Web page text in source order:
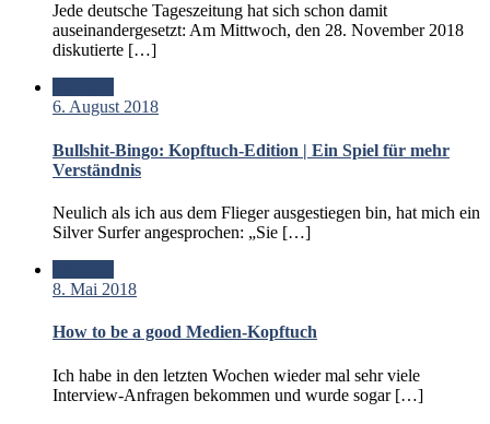
Jede deutsche Tageszeitung hat sich schon damit
auseinandergesetzt: Am Mittwoch, den 28. November 2018
diskutierte […]
6. August 2018
Bullshit-Bingo: Kopftuch-Edition | Ein Spiel für mehr
Verständnis
Neulich als ich aus dem Flieger ausgestiegen bin, hat mich ein
Silver Surfer angesprochen: „Sie […]
8. Mai 2018
How to be a good Medien-Kopftuch
Ich habe in den letzten Wochen wieder mal sehr viele
Interview-Anfragen bekommen und wurde sogar […]